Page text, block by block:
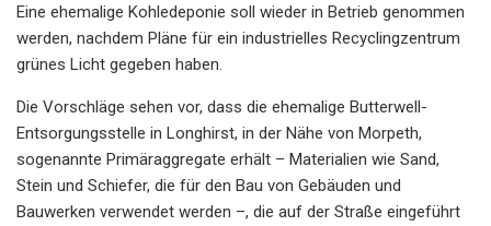
Eine ehemalige Kohledeponie soll wieder in Betrieb genommen
werden, nachdem Pläne für ein industrielles Recyclingzentrum
grünes Licht gegeben haben.
Die Vorschläge sehen vor, dass die ehemalige Butterwell-
Entsorgungsstelle in Longhirst, in der Nähe von Morpeth,
sogenannte Primäraggregate erhält – Materialien wie Sand,
Stein und Schiefer, die für den Bau von Gebäuden und
Bauwerken verwendet werden –, die auf der Straße eingeführt